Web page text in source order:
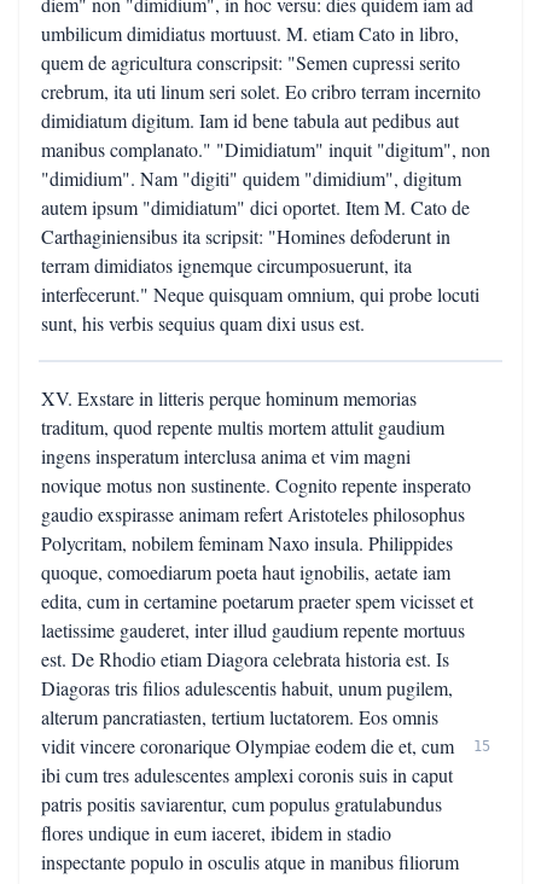
umbilicum dimidiatus mortuust. M. etiam Cato in libro,
quem de agricultura conscripsit: "Semen cupressi serito
crebrum, ita uti linum seri solet. Eo cribro terram incernito
dimidiatum digitum. Iam id bene tabula aut pedibus aut
manibus complanato." "Dimidiatum" inquit "digitum", non
"dimidium". Nam "digiti" quidem "dimidium", digitum
autem ipsum "dimidiatum" dici oportet. Item M. Cato de
Carthaginiensibus ita scripsit: "Homines defoderunt in
terram dimidiatos ignemque circumposuerunt, ita
interfecerunt." Neque quisquam omnium, qui probe locuti
sunt, his verbis sequius quam dixi usus est.
XV. Exstare in litteris perque hominum memorias
traditum, quod repente multis mortem attulit gaudium
ingens insperatum interclusa anima et vim magni
novique motus non sustinente. Cognito repente insperato
gaudio exspirasse animam refert Aristoteles philosophus
Polycritam, nobilem feminam Naxo insula. Philippides
quoque, comoediarum poeta haut ignobilis, aetate iam
edita, cum in certamine poetarum praeter spem vicisset et
laetissime gauderet, inter illud gaudium repente mortuus
est. De Rhodio etiam Diagora celebrata historia est. Is
Diagoras tris filios adulescentis habuit, unum pugilem,
alterum pancratiasten, tertium luctatorem. Eos omnis
vidit vincere coronarique Olympiae eodem die et, cum
ibi cum tres adulescentes amplexi coronis suis in caput
patris positis saviarentur, cum populus gratulabundus
flores undique in eum iaceret, ibidem in stadio
inspectante populo in osculis atque in manibus filiorum
15